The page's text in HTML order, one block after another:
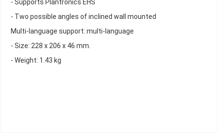
- Supports Plantronics EHS
- Two possible angles of inclined wall mounted
Multi-language support: multi-language
- Size: 228 x 206 x 46 mm.
- Weight: 1.43 kg